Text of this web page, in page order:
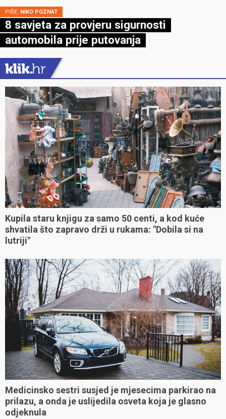
PIŠE: NIKO POZNAT
8 savjeta za provjeru sigurnosti
automobila prije putovanja
Kupila staru knjigu za samo 50 centi, a kod kuće
shvatila što zapravo drži u rukama: "Dobila si na
lutriji"
Medicinsko sestri susjed je mjesecima parkirao na
prilazu, a onda je uslijedila osveta koja je glasno
odjeknula